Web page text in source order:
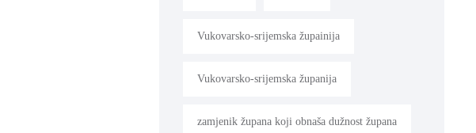
Vukovarsko-srijemska župainija
Vukovarsko-srijemska županija
zamjenik župana koji obnaša dužnost župana